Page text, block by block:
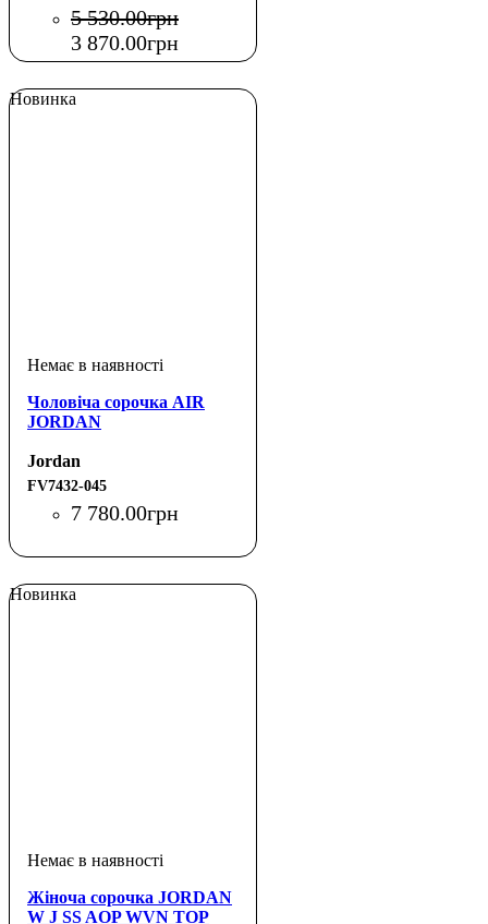
5 530.00грн
3 870.00грн
Новинка
Чоловіча сорочка AIR
JORDAN
Jordan
FV7432-045
7 780.00грн
Новинка
Жіноча сорочка JORDAN
W J SS AOP WVN TOP